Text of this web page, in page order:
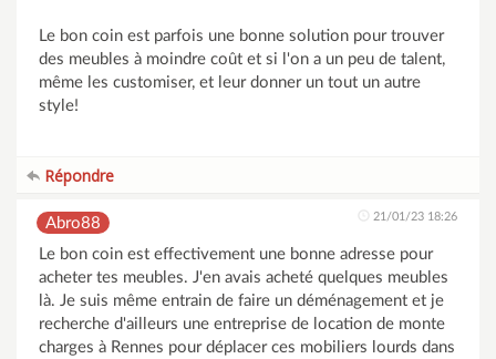
Le bon coin est parfois une bonne solution pour trouver
des meubles à moindre coût et si l'on a un peu de talent,
même les customiser, et leur donner un tout un autre
style!
Répondre
Abro88 21/01/23 18:26
Le bon coin est effectivement une bonne adresse pour
acheter tes meubles. J'en avais acheté quelques meubles
là. Je suis même entrain de faire un déménagement et je
recherche d'ailleurs une entreprise de location de monte
charges à Rennes pour déplacer ces mobiliers lourds dans